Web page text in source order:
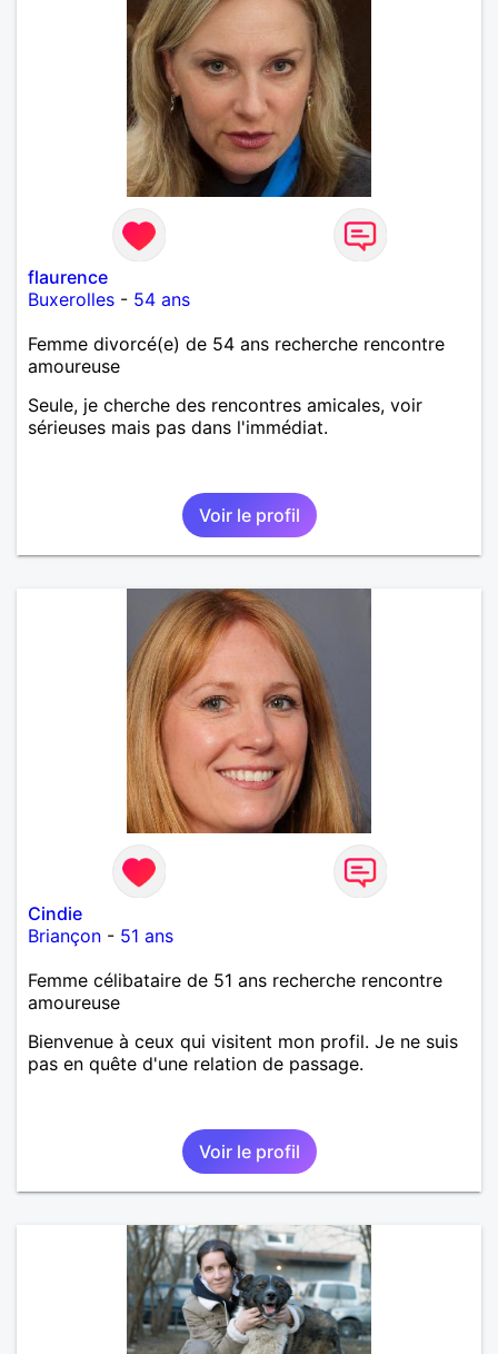
flaurence
Buxerolles - 54 ans
Femme divorcé(e) de 54 ans recherche rencontre
amoureuse
Seule, je cherche des rencontres amicales, voir
sérieuses mais pas dans l'immédiat.
Voir le profil
Cindie
Briançon - 51 ans
Femme célibataire de 51 ans recherche rencontre
amoureuse
Bienvenue à ceux qui visitent mon profil. Je ne suis
pas en quête d'une relation de passage.
Voir le profil